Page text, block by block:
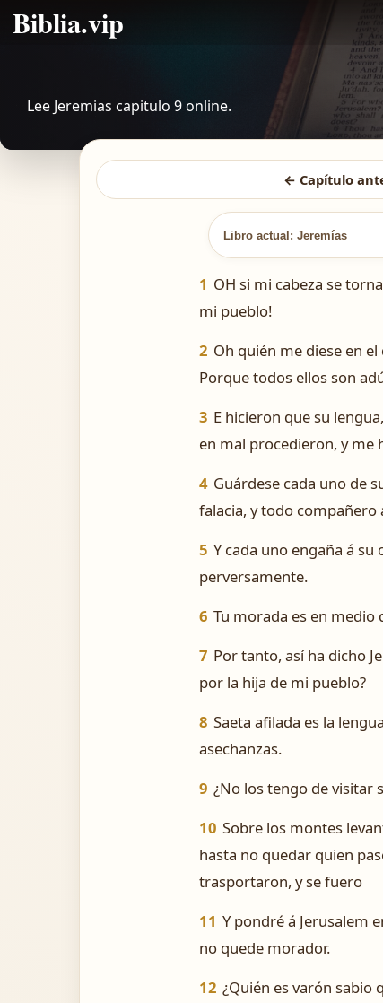
Biblia.vip
Lee Jeremias capitulo 9 online.
← Capítulo
Libro actual: Jeremías
1 OH si mi cabeza se
mi pueblo!
2 Oh quién me diese en
Porque todos ellos son
3 E hicieron que su
en mal procedieron, y me
4 Guárdese cada uno de
falacia, y todo compañero
5 Y cada uno engaña á
perversamente.
6 Tu morada es en medio
7 Por tanto, así ha dicho
por la hija de mi pueblo?
8 Saeta afilada es la
asechanzas.
9 ¿No los tengo de visitar
10 Sobre los montes
hasta no quedar quien
trasportaron, y se fuero
11 Y pondré á Jerusalem
no quede morador.
12 ¿Quién es varón sabio